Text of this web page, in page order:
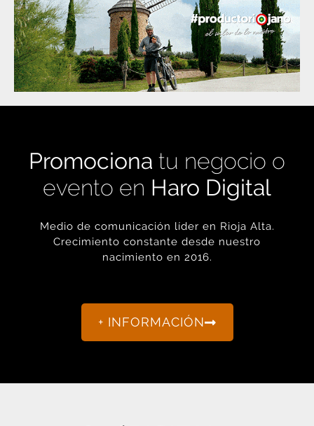
Promociona tu negocio o
evento en Haro Digital
Medio de comunicación líder en Rioja Alta.
Crecimiento constante desde nuestro
nacimiento en 2016.
+ INFORMACIÓN